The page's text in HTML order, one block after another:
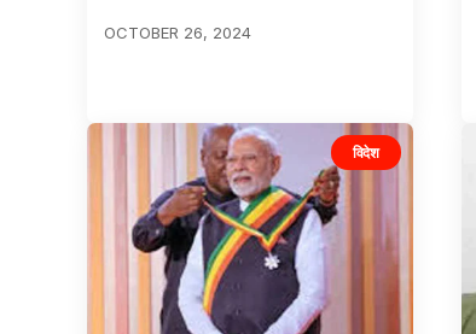
OCTOBER 26, 2024
विदेश